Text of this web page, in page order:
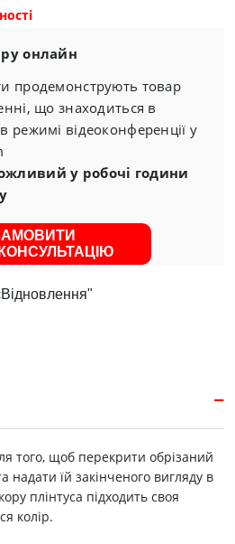
онлайн
продемонструють товар
що знаходиться в
режимі відеоконференції у
у робочі години
того, щоб перекрити обрізаний
надати їй закінченого вигляду в
плінтуса підходить своя
колір.